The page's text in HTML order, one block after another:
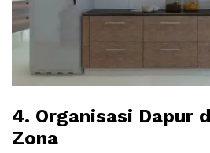
4. Organisasi Dapur
Zona